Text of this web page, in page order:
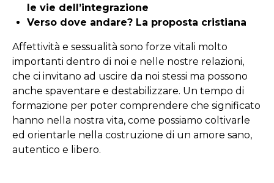
le vie dell’integrazione
Verso dove andare? La proposta cristiana
Affettività e sessualità sono forze vitali molto
importanti dentro di noi e nelle nostre relazioni,
che ci invitano ad uscire da noi stessi ma possono
anche spaventare e destabilizzare. Un tempo di
formazione per poter comprendere che significato
hanno nella nostra vita, come possiamo coltivarle
ed orientarle nella costruzione di un amore sano,
autentico e libero.